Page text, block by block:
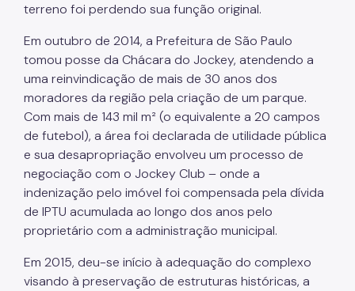
terreno foi perdendo sua função original.
Em outubro de 2014, a Prefeitura de São Paulo
tomou posse da Chácara do Jockey, atendendo a
uma reinvindicação de mais de 30 anos dos
moradores da região pela criação de um parque.
Com mais de 143 mil m² (o equivalente a 20 campos
de futebol), a área foi declarada de utilidade pública
e sua desapropriação envolveu um processo de
negociação com o Jockey Club – onde a
indenização pelo imóvel foi compensada pela dívida
de IPTU acumulada ao longo dos anos pelo
proprietário com a administração municipal.
Em 2015, deu-se início à adequação do complexo
visando à preservação de estruturas históricas, a